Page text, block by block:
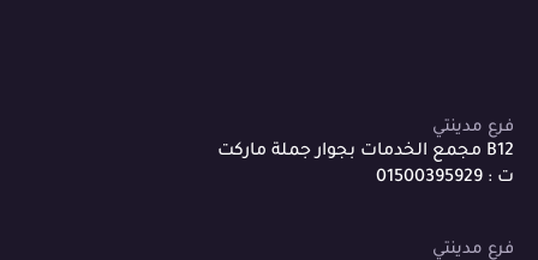
فرع مدينتي
B12 مجمع الخدمات بجوار جملة ماركت
ت : 01500395929
فرع مدينتي